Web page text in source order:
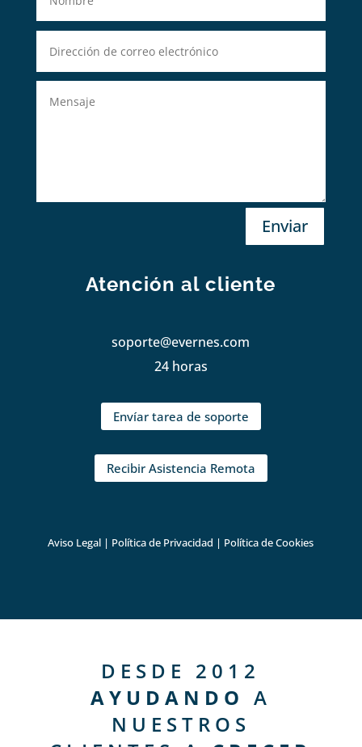
Enviar
Atención al cliente
soporte@evernes.com
24 horas
Envíar tarea de soporte
Recibir Asistencia Remota
Aviso Legal | Política de Privacidad | Política de Cookies
DESDE 2012
AYUDANDO A
NUESTROS